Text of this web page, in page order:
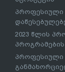
პროფესიული
2023 წლის
პროფესიული